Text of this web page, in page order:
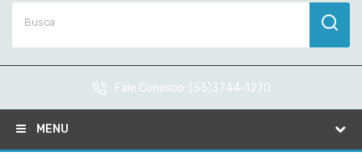
Fale Conosco: (55)3744-1270
MENU